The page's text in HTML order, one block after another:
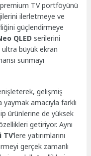
TV portföyünü
ilerletmeye ve
güçlendirmeye
QLED serilerini
büyük ekran
sunmayı
gelişmiş
amacıyla farklı
ürünlerine de yüksek
getiriyor. Aynı
TV‘lere yatırımlarını
gerçek zamanlı